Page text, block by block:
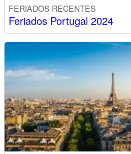
FERIADOS RECENTES
Feriados Portugal 2024